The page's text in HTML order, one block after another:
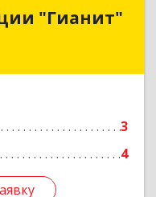
"Гианит"
3
4